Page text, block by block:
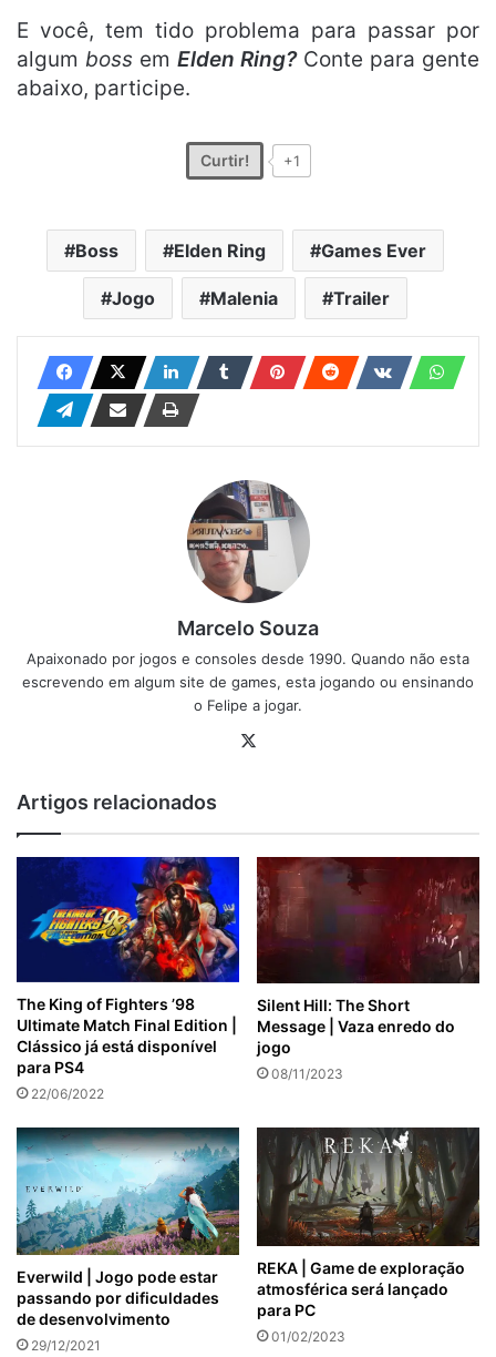
E você, tem tido problema para passar por
algum boss em Elden Ring?Conte para gente
abaixo, participe.
Curtir! +1
Boss Elden Ring Games Ever
Jogo Malenia Trailer
Marcelo Souza
Apaixonado por jogos e consoles desde 1990. Quando não esta
escrevendo em algum site de games, esta jogando ou ensinando
o Felipe a jogar.
Artigos relacionados
The King of Fighters ’98
Ultimate Match Final Edition |
Clássico já está disponível
para PS4
22/06/2022
Silent Hill: The Short
Message | Vaza enredo do
jogo
08/11/2023
Everwild | Jogo pode estar
passando por dificuldades
de desenvolvimento
29/12/2021
REKA | Game de exploração
atmosférica será lançado
para PC
01/02/2023